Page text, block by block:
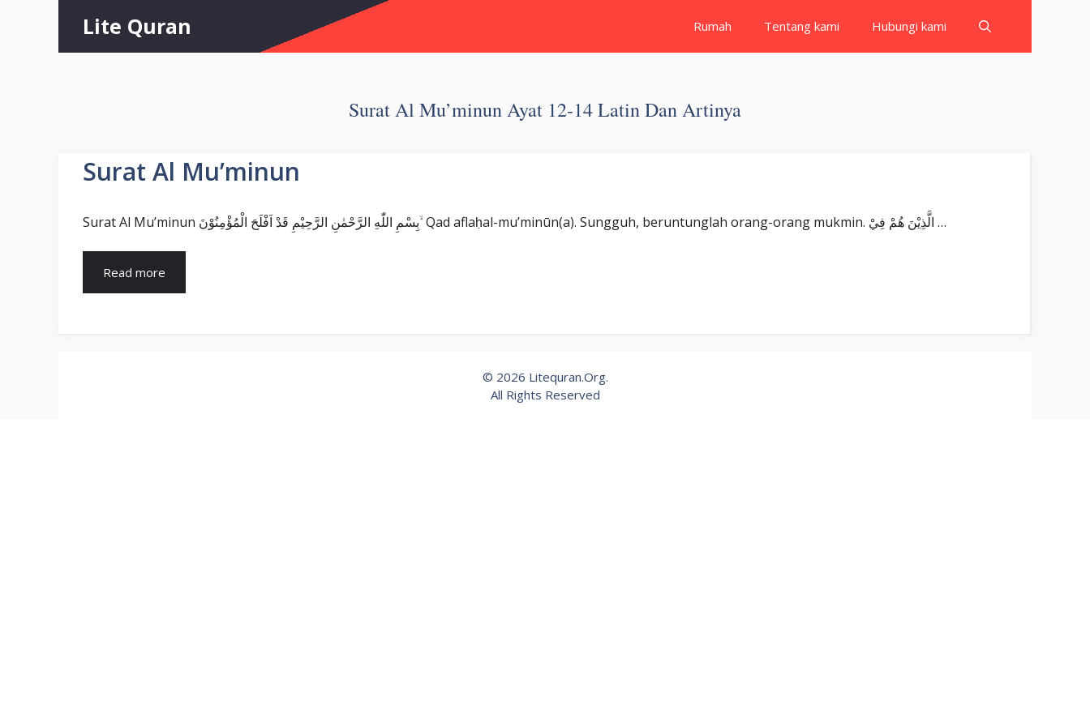
Lite Quran Rumah Tentang kami Hubungi kami
Surat Al Mu’minun Ayat 12-14 Latin Dan Artinya
Surat Al Mu’minun
Surat Al Mu’minun بِسْمِ اللّٰهِ الرَّحْمٰنِ الرَّحِيْمِ قَدْ اَفْلَحَ الْمُؤْمِنُوْنَ ۙ Qad aflaḥal-mu’minūn(a). Sungguh, beruntunglah orang-orang mukmin. الَّذِيْنَ هُمْ فِيْ …
Read more
© 2026 Litequran.Org.
All Rights Reserved